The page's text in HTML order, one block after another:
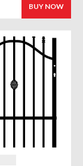
BUY NOW